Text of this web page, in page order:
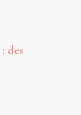
des